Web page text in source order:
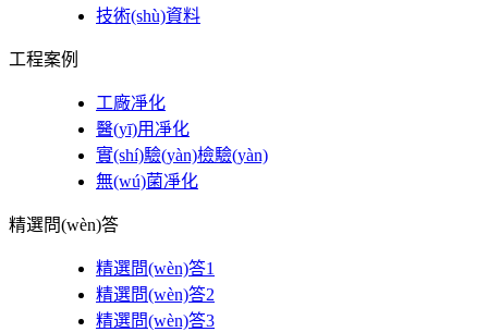
技術(shù)資料
工程案例
工廠凈化
醫(yī)用凈化
實(shí)驗(yàn)檢驗(yàn)
無(wú)菌凈化
精選問(wèn)答
精選問(wèn)答1
精選問(wèn)答2
精選問(wèn)答3